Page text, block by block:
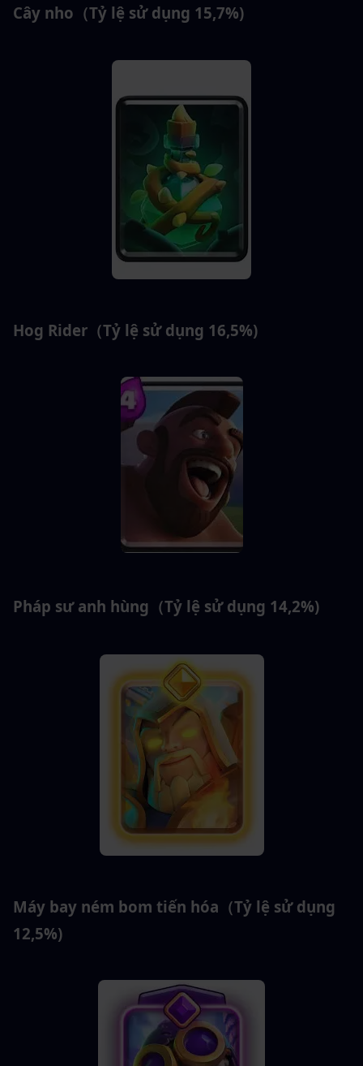
Cây nho（Tỷ lệ sử dụng 15,7%)
Hog Rider（Tỷ lệ sử dụng 16,5%)
Pháp sư anh hùng（Tỷ lệ sử dụng 14,2%)
Máy bay ném bom tiến hóa（Tỷ lệ sử dụng
12,5%)